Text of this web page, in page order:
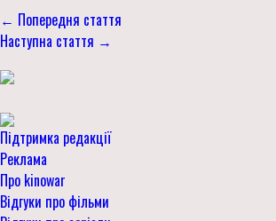
← Попередня стаття
Наступна стаття →
Підтримка редакції
Реклама
Про kinowar
Відгуки про фільми